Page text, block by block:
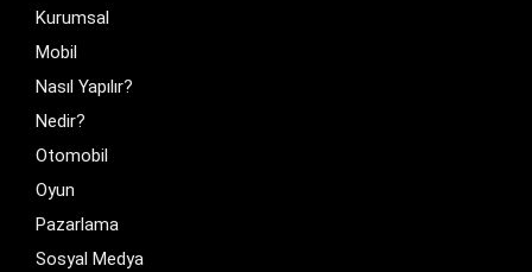
Kurumsal
Mobil
Nasıl Yapılır?
Nedir?
Otomobil
Oyun
Pazarlama
Sosyal Medya